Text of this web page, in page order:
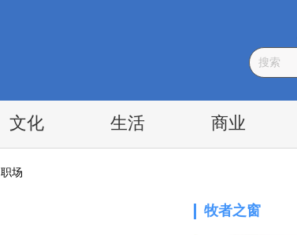
文化 生活 商业
职场
牧者之窗